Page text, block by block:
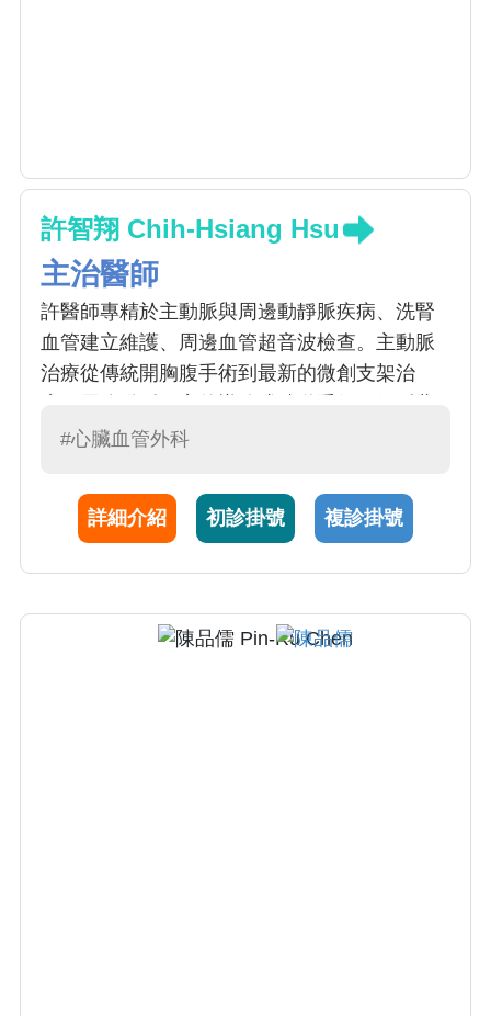
許智翔 Chih-Hsiang Hsu
主治醫師
許醫師專精於主動脈與周邊動靜脈疾病、洗腎
血管建立維護、周邊血管超音波檢查。主動脈
治療從傳統開胸腹手術到最新的微創支架治
張微創雷射與硬化劑注射治療、深層靜脈栓塞
直追日本。改良式葉克膜微創手術的發明人。
目前亦為外科血管檢查室負責人。
#心臟血管外科
詳細介紹 初診掛號 複診掛號